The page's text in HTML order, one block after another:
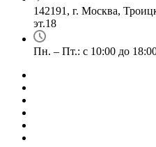
142191, г. Москва,
эт.18
Пн. – Пт.: с 10:00 до